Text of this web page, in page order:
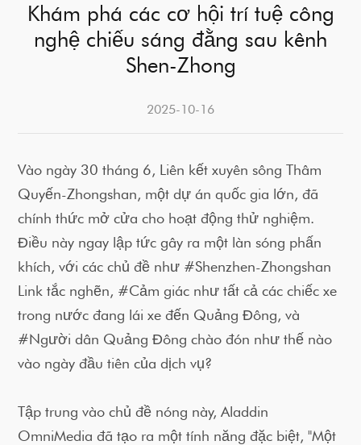
Khám phá các cơ hội trí tuệ công
nghệ chiếu sáng đằng sau kênh
Shen-Zhong
2025-10-16
Vào ngày 30 tháng 6, Liên kết xuyên sông Thâm
Quyến-Zhongshan, một dự án quốc gia lớn, đã
chính thức mở cửa cho hoạt động thử nghiệm.
Điều này ngay lập tức gây ra một làn sóng phấn
khích, với các chủ đề như #Shenzhen-Zhongshan
Link tắc nghẽn, #Cảm giác như tất cả các chiếc xe
trong nước đang lái xe đến Quảng Đông, và
#Người dân Quảng Đông chào đón như thế nào
vào ngày đầu tiên của dịch vụ?
Tập trung vào chủ đề nóng này, Aladdin
OmniMedia đã tạo ra một tính năng đặc biệt, "Một